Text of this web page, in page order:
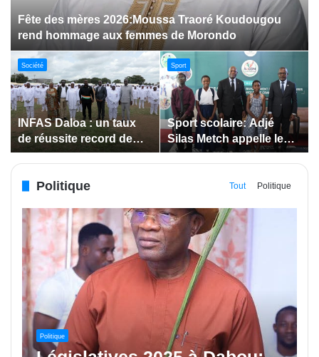
Jeux paralympiques de 2028 :
Société
Bodokro : 30 élèves
célébrés à la Journée de
l’Excellence du Lycée
Société
Insertion des jeunes: La
Côte d’Ivoire renforce le
suivi des conventions
Politique Tout Politique
Politique